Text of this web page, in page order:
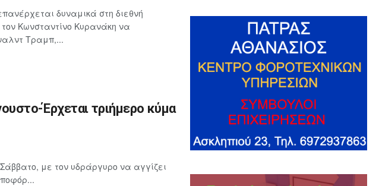
δυναμικά στη διεθνή
Κωνσταντίνο Κυρανάκη να
Τραμπ,...
Έρχεται τριήμερο κύμα
με τον υδράργυρο να αγγίζει